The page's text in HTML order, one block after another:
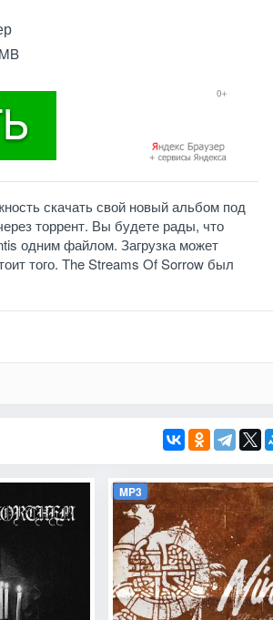
скачать свой новый альбом под
торрент. Вы будете рады, что
одним файлом. Загрузка может
того. The Streams Of Sorrow был
MP3